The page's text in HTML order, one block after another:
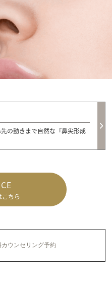
の動きまで自然な『鼻尖形成
こちら
カウンセリング予約